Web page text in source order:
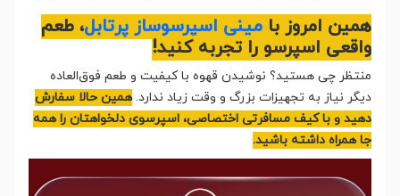
همین امروز با مینی اسپرسوساز پرتابل، طعم
واقعی اسپرسو را تجربه کنید!
منتظر چی هستید؟ نوشیدن قهوه با کیفیت و طعم فوق‌العاده
دیگر نیاز به تجهیزات بزرگ و وقت زیاد ندارد.همین حالا سفارش
دهید و با کیف مسافرتی اختصاصی، اسپرسوی دلخواهتان را همه
جا همراه داشته باشید.